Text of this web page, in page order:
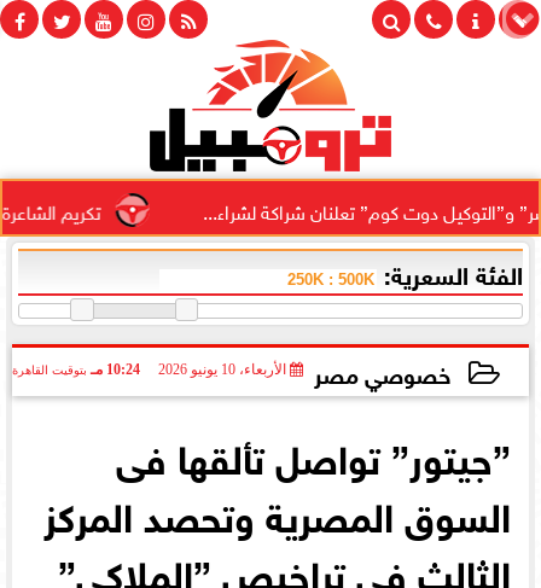
تكريم الشاعرة دوت كوم” تعلنان شراكة لشراء...
الفئة السعرية:
خصوصي مصر الأربعاء، 10 يونيو 2026 10:24 مـ بتوقيت القاهرة
”جيتور” تواصل تألقها فى
السوق المصرية وتحصد المركز
الثالث فى تراخيص ”الملاكى”